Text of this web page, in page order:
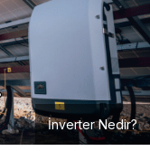
İnverter Nedir?